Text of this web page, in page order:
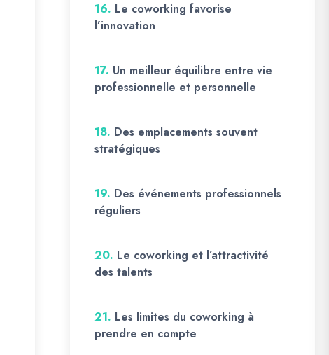
16. Le coworking favorise
l’innovation
17. Un meilleur équilibre entre vie
professionnelle et personnelle
18. Des emplacements souvent
stratégiques
19. Des événements professionnels
réguliers
20. Le coworking et l’attractivité
des talents
21. Les limites du coworking à
prendre en compte